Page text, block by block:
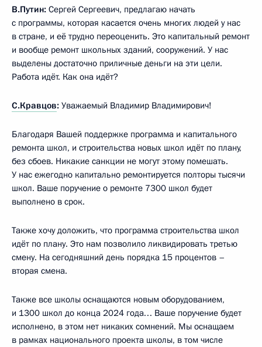
В.Путин: Сергей Сергеевич, предлагаю начать
с программы, которая касается очень многих людей у нас
в стране, и её трудно переоценить. Это капитальный ремонт
и вообще ремонт школьных зданий, сооружений. У нас
выделены достаточно приличные деньги на эти цели.
Работа идёт. Как она идёт?
С.Кравцов: Уважаемый Владимир Владимирович!
Благодаря Вашей поддержке программа и капитального
ремонта школ, и строительства новых школ идёт по плану,
без сбоев. Никакие санкции не могут этому помешать.
У нас ежегодно капитально ремонтируется полторы тысячи
школ. Ваше поручение о ремонте 7300 школ будет
выполнено в срок.
Также хочу доложить, что программа строительства школ
идёт по плану. Это нам позволило ликвидировать третью
смену. На сегодняшний день порядка 15 процентов –
вторая смена.
Также все школы оснащаются новым оборудованием,
и 1300 школ до конца 2024 года… Ваше поручение будет
исполнено, в этом нет никаких сомнений. Мы оснащаем
в рамках национального проекта школы, в том числе